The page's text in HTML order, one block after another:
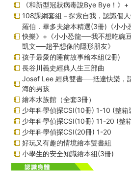
《和新型冠狀病毒說Bye Bye！》
108課綱套組－探索自我，認識個
羅伯．畢多夫繪本精選(3冊)《小
快樂》+《小小恐龍──我不想吃豌
凱文──超乎想像的隱形朋友》
孩子最愛的睡前故事繪本組(2冊)
長谷川義史經典人生三部曲
Josef Lee 經典雙書──抵達快樂，
海的男孩
繪本水族館（全套3冊）
少年科學偵探CSI(10冊) 1-10 (整箱
少年科學偵探CSI(10冊) 11-20 (整
少年科學偵探CSI(20冊) 1-20
好玩又有趣的情境繪本雙書組
小學生的安全知識繪本組(3冊)